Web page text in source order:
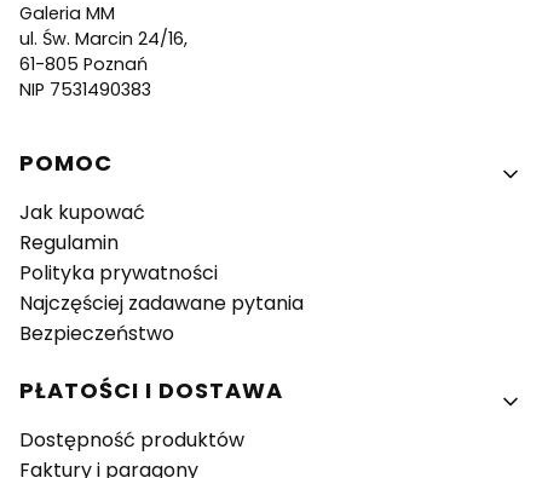
Galeria MM
ul. Św. Marcin 24/16,
61-805 Poznań
NIP 7531490383
Linki w stopce
POMOC
Jak kupować
Regulamin
Polityka prywatności
Najczęściej zadawane pytania
Bezpieczeństwo
PŁATOŚCI I DOSTAWA
Dostępność produktów
Faktury i paragony